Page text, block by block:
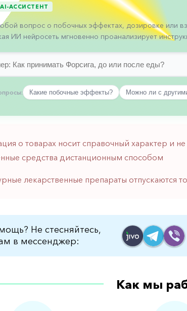
AI-АССИСТЕНТ
вопрос о побочных эффектах, дозировке или
ИИ нейросеть мгновенно проанализирует
Какие побочные эффекты? Можно ли с
о товарах носит справочный характер и
средства дистанционным способом
лекарственные препараты отпускаются
Не стесняйтесь,
в мессенджер:
Как мы